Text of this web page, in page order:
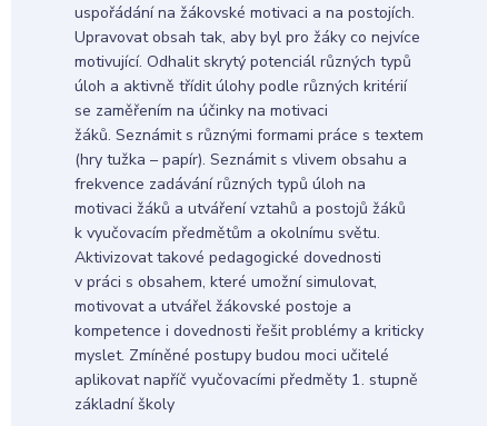
uspořádání na žákovské motivaci a na postojích.
Upravovat obsah tak, aby byl pro žáky co nejvíce
motivující. Odhalit skrytý potenciál různých typů
úloh a aktivně třídit úlohy podle různých kritérií
se zaměřením na účinky na motivaci
žáků. Seznámit s různými formami práce s textem
(hry tužka – papír). Seznámit s vlivem obsahu a
frekvence zadávání různých typů úloh na
motivaci žáků a utváření vztahů a postojů žáků
k vyučovacím předmětům a okolnímu světu.
Aktivizovat takové pedagogické dovednosti
v práci s obsahem, které umožní simulovat,
motivovat a utvářel žákovské postoje a
kompetence i dovednosti řešit problémy a kriticky
myslet. Zmíněné postupy budou moci učitelé
aplikovat napříč vyučovacími předměty 1. stupně
základní školy